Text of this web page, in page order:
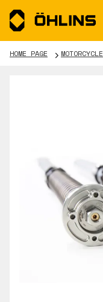
HOME PAGE MOTORCYCLE